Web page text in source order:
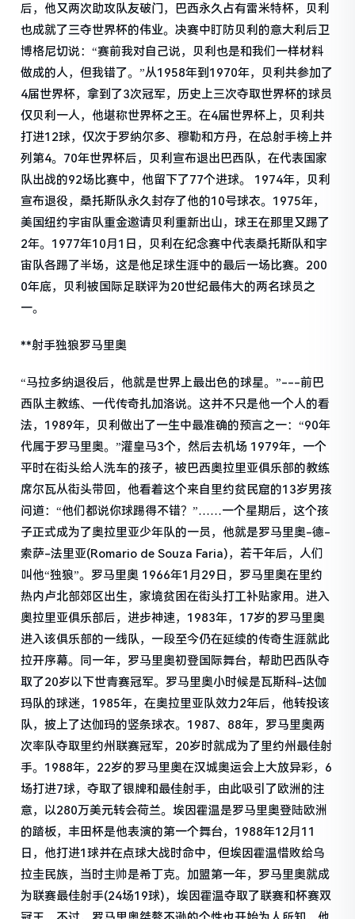
后，他又两次助攻队友破门，巴西永久占有雷米特杯，贝利
也成就了三夺世界杯的伟业。决赛中盯防贝利的意大利后卫
博格尼切说：“赛前我对自己说，贝利也是和我们一样材料
做成的人，但我错了。”从1958年到1970年，贝利共参加了
4届世界杯，拿到了3次冠军，历史上三次夺取世界杯的球员
仅贝利一人，他堪称世界杯之王。在4届世界杯上，贝利共
打进12球，仅次于罗纳尔多、穆勒和方丹，在总射手榜上并
列第4。70年世界杯后，贝利宣布退出巴西队，在代表国家
队出战的92场比赛中，他留下了77个进球。 1974年，贝利
宣布退役，桑托斯队永久封存了他的10号球衣。1975年，
美国纽约宇宙队重金邀请贝利重新出山，球王在那里又踢了
2年。1977年10月1日，贝利在纪念赛中代表桑托斯队和宇
宙队各踢了半场，这是他足球生涯中的最后一场比赛。200
0年底，贝利被国际足联评为20世纪最伟大的两名球员之
一。
**射手独狼罗马里奥
“马拉多纳退役后，他就是世界上最出色的球星。”---前巴
西队主教练、一代传奇扎加洛说。这并不只是他一个人的看
法，1989年，贝利做出了一生中最准确的预言之一：“90年
代属于罗马里奥。”灌皇马3个，然后去机场 1979年，一个
平时在街头给人洗车的孩子，被巴西奥拉里亚俱乐部的教练
席尔瓦从街头带回，他看着这个来自里约贫民窟的13岁男孩
问道：“他们都说你球踢得不错？”……一个星期后，这个孩
子正式成为了奥拉里亚少年队的一员，他就是罗马里奥-德-
索萨-法里亚(Romario de Souza Faria)，若干年后，人们
叫他“独狼”。罗马里奥 1966年1月29日，罗马里奥在里约
热内卢北部郊区出生，家境贫困在街头打工补贴家用。进入
奥拉里亚俱乐部后，进步神速，1983年，17岁的罗马里奥
进入该俱乐部的一线队，一段至今仍在延续的传奇生涯就此
拉开序幕。同一年，罗马里奥初登国际舞台，帮助巴西队夺
取了20岁以下世青赛冠军。罗马里奥小时候是瓦斯科-达伽
玛队的球迷，1985年，在奥拉里亚队效力2年后，他转投该
队，披上了达伽玛的竖条球衣。1987、88年，罗马里奥两
次率队夺取里约州联赛冠军，20岁时就成为了里约州最佳射
手。1988年，22岁的罗马里奥在汉城奥运会上大放异彩，6
场打进7球，夺取了银牌和最佳射手，由此吸引了欧洲的注
意，以280万美元转会荷兰。埃因霍温是罗马里奥登陆欧洲
的踏板，丰田杯是他表演的第一个舞台，1988年12月11
日，他打进1球并在点球大战时命中，但埃因霍温惜败给乌
拉圭民族，当时主帅是希丁克。加盟第一年，罗马里奥就成
为联赛最佳射手(24场19球)，埃因霍温夺取了联赛和杯赛双